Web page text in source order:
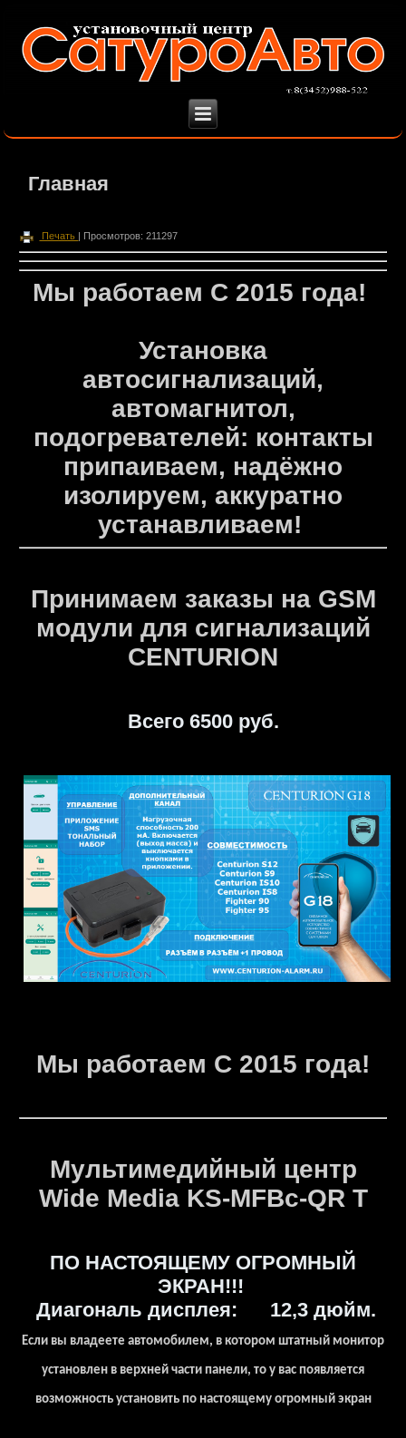
Главная
Печать | Просмотров: 211297
Мы работаем С 2015 года!
Установка
автосигнализаций,
автомагнитол,
подогревателей: контакты
припаиваем, надёжно
изолируем, аккуратно
устанавливаем!
Принимаем заказы на GSM
модули для сигнализаций
CENTURION
Всего 6500 руб.
Мы работаем С 2015 года!
Мультимедийный центр
Wide Media KS-MFBc-QR T
ПО НАСТОЯЩЕМУ ОГРОМНЫЙ
ЭКРАН!!!
Диагональ дисплея: 12,3 дюйм.
Если вы владеете автомобилем, в котором штатный монитор
установлен в верхней части панели, то у вас появляется
возможность установить по настоящему огромный экран